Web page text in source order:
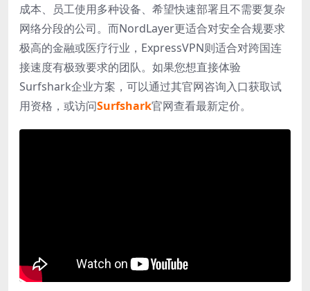
成本、员工使用多种设备、希望快速部署且不需要复杂
网络分段的公司。而NordLayer更适合对安全合规要求
极高的金融或医疗行业，ExpressVPN则适合对跨国连
接速度有极致要求的团队。如果您想直接体验
Surfshark企业方案，可以通过其官网咨询入口获取试
用资格，或访问Surfshark官网查看最新定价。